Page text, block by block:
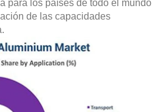
para los países de todo el mundo
de las capacidades